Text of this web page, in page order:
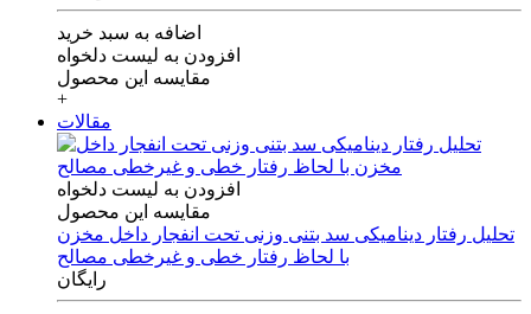
اضافه به سبد خرید
افزودن به لیست دلخواه
مقایسه این محصول
+
مقالات
افزودن به لیست دلخواه
مقایسه این محصول
تحلیل رفتار دینامیکی سد بتنی وزنی تحت انفجار داخل مخزن
با لحاظ رفتار خطی و غیرخطی مصالح
رایگان